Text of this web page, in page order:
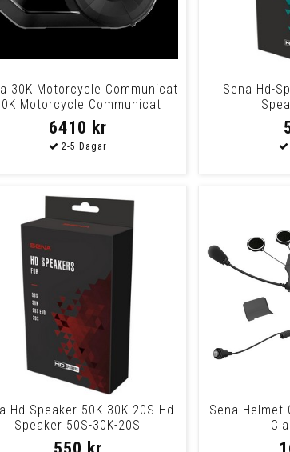
30K Motorcycle Communicat
Motorcycle Communicat
6410 kr
Sena Hd-
Hd-Speaker 50K-30K-20S Hd-
Speaker 50S-30K-20S
550 kr
Sena Helmet